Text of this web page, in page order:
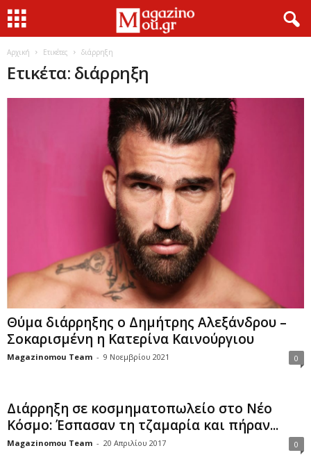
Αρχική Ετικέτες διάρρηξη
Ετικέτα: διάρρηξη
Θύμα διάρρηξης ο Δημήτρης Αλεξάνδρου –
Σοκαρισμένη η Κατερίνα Καινούργιου
Magazinomou Team - 9 Νοεμβρίου 2021 0
Διάρρηξη σε κοσμηματοπωλείο στο Νέο
Κόσμο: Έσπασαν τη τζαμαρία και πήραν...
Magazinomou Team - 20 Απριλίου 2017 0